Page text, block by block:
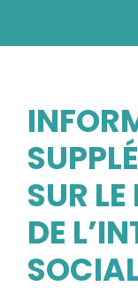
SUR
DE